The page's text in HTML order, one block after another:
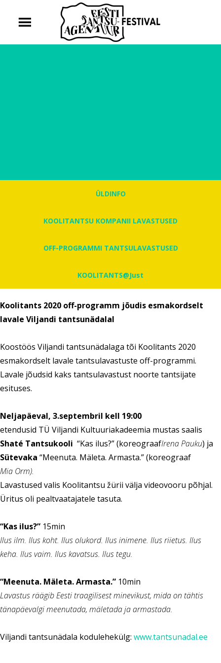
ÜLDINFO
KOOLITANTSU KOMPANII LAVASTUSED
OFF-PROGRAMMI TANTSULAVASTUSED
KOOLITANTS@Just
Koolitants 2020 off-programm jõudis esmakordselt
lavale Viljandi tantsunädalal
Koostöös Viljandi tantsunädalaga tõi Koolitants 2020
esmakordselt lavale tantsulavastuste off-programmi.
Lavale jõudsid kaks tantsulavastust noorte tantsijate
esituses.
Neljapäeval, 3.septembril kell 19:00
etendusid TÜ Viljandi Kultuuriakadeemia mustas saalis
Shaté Tantsukooli “Kas ilus?” (koreograafIrena Pauku) ja
Sütevaka “Meenuta. Mäleta. Armasta.” (koreograaf
Mia Orm).
Lavastused valis Koolitantsu žürii välja videovooru põhjal.
Üritus oli pealtvaatajatele tasuta.
“Kas ilus?” 15min
Ilus ilm. Ilus koht. Ilus olukord. Ilus inimene. Ilus riietus. Ilus
keha. Ilus vaim. Ilus kavatsus. Ilus tegu.
“Meenuta. Mäleta. Armasta.” 10min
Lavastus räägib Eesti traagilisest minevikust, mida on tähtis
tänapäevalgi meenutada, mäletada ja armastada.
Viljandi tantsunädala kodulehekülg: www.tantsunadal.ee